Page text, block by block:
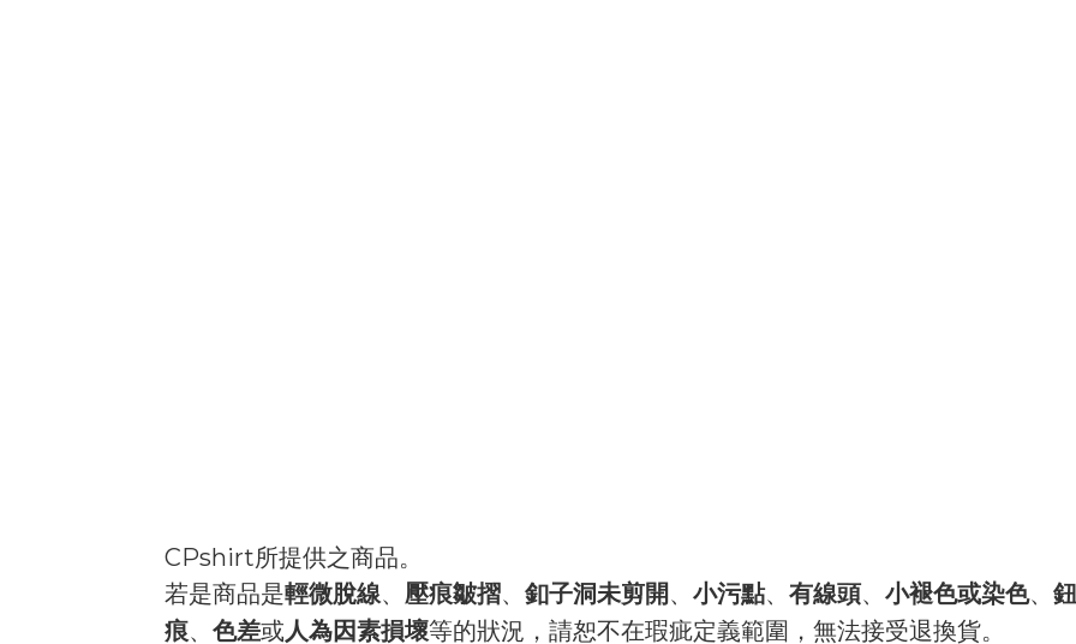
CPshirt所提供之商品。
若是商品是輕微脫線、 壓痕皺摺、 釦子洞未剪開 、 小污點、 有線頭、 小褪色或染色、
痕、 色差或 人為因素損壞等的狀況，請恕不在瑕疵定義範圍，無法接受退換貨。